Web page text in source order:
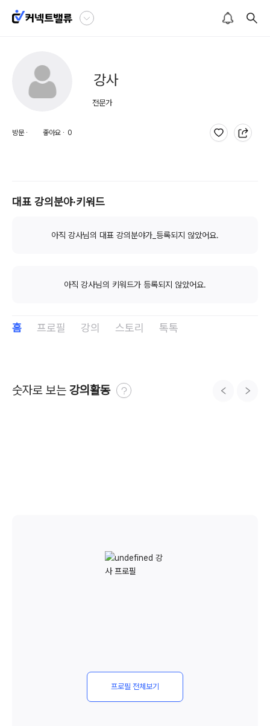
강사
전문가
방문 ∙ 좋아요 ∙ 0
대표 강의분야∙키워드
아직 강사님의 대표 강의분야가_등록되지 않았어요.
아직 강사님의 키워드가 등록되지 않았어요.
홈 프로필 강의 스토리 톡톡
숫자로 보는 강의활동
프로필 전체보기